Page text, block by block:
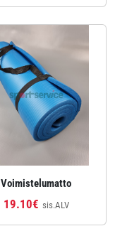
Voimistelumatto
19.10€ sis.ALV